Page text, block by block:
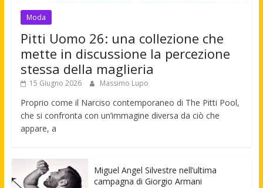
Moda
Pitti Uomo 26: una collezione che
mette in discussione la percezione
stessa della maglieria
15 Giugno 2026 Massimo Lupo
Proprio come il Narciso contemporaneo di The Pitti Pool,
che si confronta con un’immagine diversa da ciò che
appare, a
Miguel Angel Silvestre nell’ultima
campagna di Giorgio Armani